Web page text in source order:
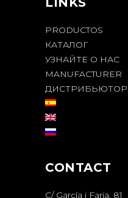
PRODUCTOS
КАТАЛОГ
УЗНАЙТЕ О НАС
MANUFACTURER
ДИСТРИБЬЮТОР
CONTACT
C/ García i Faria, 81